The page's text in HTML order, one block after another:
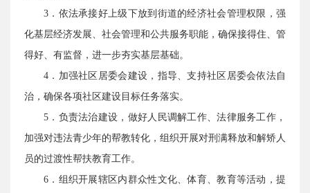
3．依法承接好上级下放到街道的经济社会管理权限，强
化基层经济发展、社会管理和公共服务职能，确保接得住、管
得好、有监督，进一步夯实基层基础。
4．加强社区居委会建设，指导、支持社区居委会依法自
治，确保各项社区建设目标任务落实。
5．负责法治建设，做好人民调解工作、法律服务工作，
加强对违法青少年的帮教转化，组织开展对刑满释放和解矫人
员的过渡性帮扶教育工作。
6．组织开展辖区内群众性文化、体育、教育等活动，提